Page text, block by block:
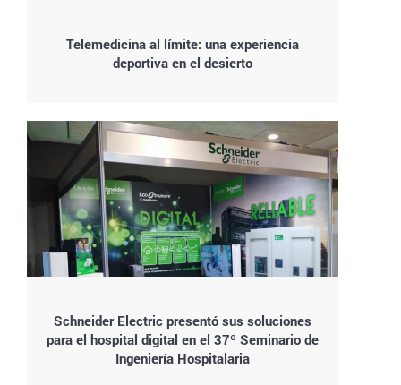
Telemedicina al límite: una experiencia
deportiva en el desierto
Schneider Electric presentó sus soluciones
para el hospital digital en el 37º Seminario de
Ingeniería Hospitalaria